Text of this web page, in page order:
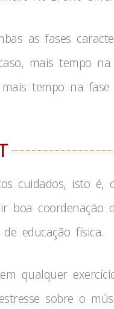
as fases
mais tempo
tempo na
cuidados, isto é,
boa coordenação
educação física.
qualquer
sobre o